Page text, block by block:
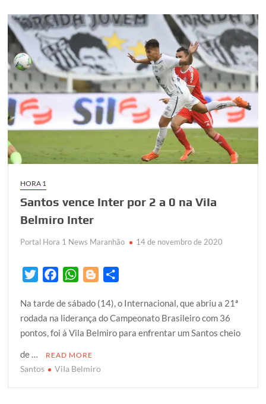
HORA 1
Santos vence Inter por 2 a 0 na ViIa
Belmiro Inter
Portal Hora 1 News Maranhão 14 de novembro de 2020
i
t
t
r
c
e
b
o
o
W
a
t
s
A
p
o
g
g
r
a
r
e
Na tarde de sábado (14), o Internacional, que abriu a 21ª
rodada na liderança do Campeonato Brasileiro com 36
pontos, foi à Vila Belmiro para enfrentar um Santos cheio
de …
READ MORE
Santos ViIa Belmiro